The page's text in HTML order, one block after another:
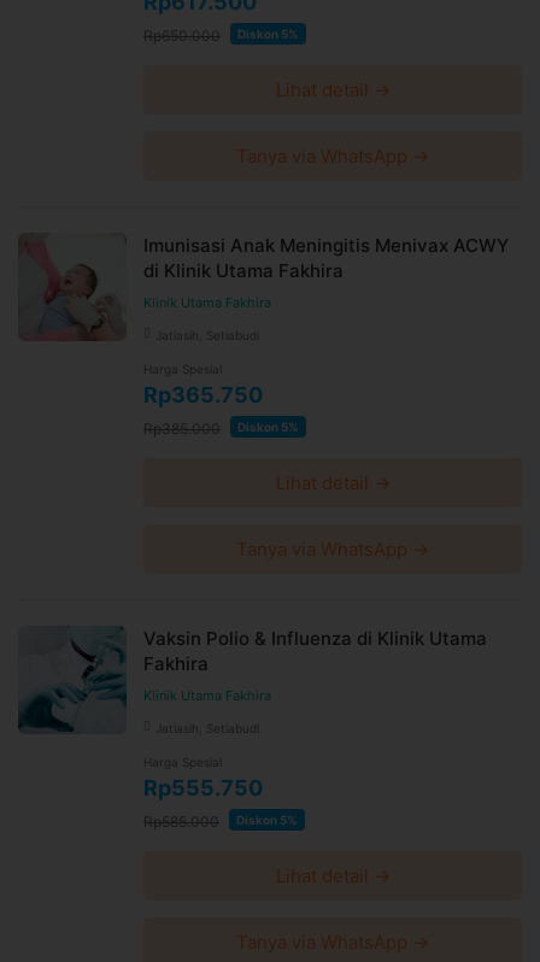
Rp650.000 Diskon 5%
Lihat detail →
Tanya via WhatsApp →
Imunisasi Anak Meningitis Menivax ACWY
di Klinik Utama Fakhira
Klinik Utama Fakhira
Jatiasih, Setiabudi
Harga Spesial
Rp365.750
Rp385.000 Diskon 5%
Lihat detail →
Tanya via WhatsApp →
Vaksin Polio & Influenza di Klinik Utama
Fakhira
Klinik Utama Fakhira
Jatiasih, Setiabudi
Harga Spesial
Rp555.750
Rp585.000 Diskon 5%
Lihat detail →
Tanya via WhatsApp →